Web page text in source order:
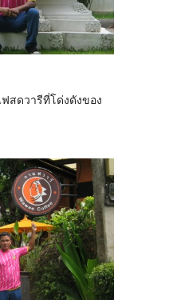
สดวารีที่โด่งดังของ